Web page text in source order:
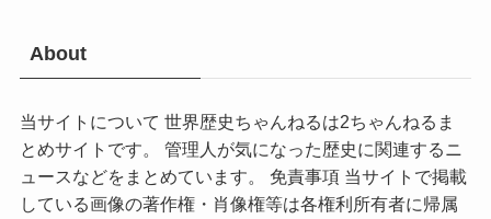
About
当サイトについて 世界歴史ちゃんねるは2ちゃんねるま
とめサイトです。 管理人が気になった歴史に関連するニ
ュースなどをまとめています。 免責事項 当サイトで掲載
している画像の著作権・肖像権等は各権利所有者に帰属